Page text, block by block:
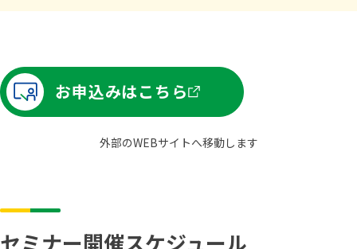
お申込みはこちら
外部のWEBサイトへ移動します
セミナー開催スケジュール